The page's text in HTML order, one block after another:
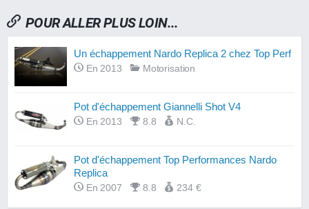
POUR ALLER PLUS LOIN...
Un échappement Nardo Replica 2 chez Top Perf
En 2013 Motorisation
Pot d'échappement Giannelli Shot V4
En 2013 8.8 N.C.
Pot d'échappement Top Performances Nardo
Replica
En 2007 8.8 234 €